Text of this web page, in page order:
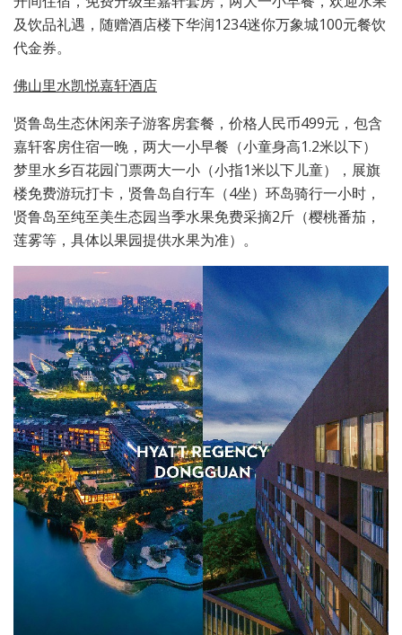
及饮品礼遇，随赠酒店楼下华润1234迷你万象城100元餐饮
代金券。
佛山里水凯悦嘉轩酒店
贤鲁岛生态休闲亲子游客房套餐，价格人民币499元，包含
嘉轩客房住宿一晚，两大一小早餐（小童身高1.2米以下）
梦里水乡百花园门票两大一小（小指1米以下儿童），展旗
楼免费游玩打卡，贤鲁岛自行车（4坐）环岛骑行一小时，
贤鲁岛至纯至美生态园当季水果免费采摘2斤（樱桃番茄，
莲雾等，具体以果园提供水果为准）。